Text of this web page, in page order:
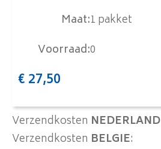
Maat:1 pakket
Voorraad:0
€27,50
Verzendkosten NEDERLAND
Verzendkosten BELGIE: €